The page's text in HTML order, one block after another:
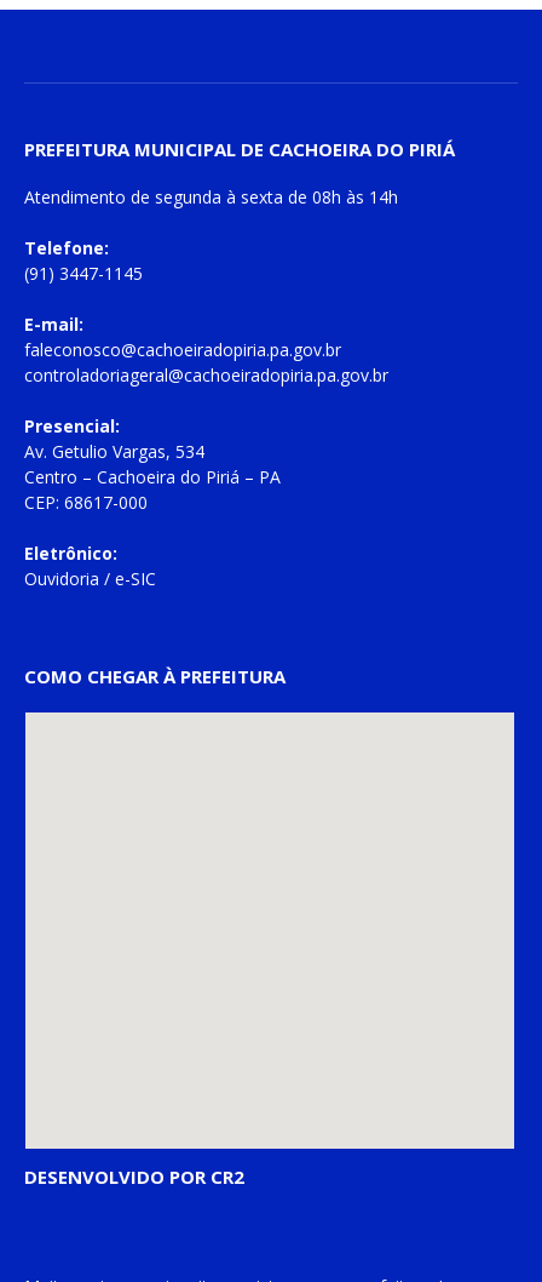
PREFEITURA MUNICIPAL DE CACHOEIRA DO PIRIÁ
Atendimento de segunda à sexta de 08h às 14h
Telefone:
(91) 3447-1145
E-mail:
faleconosco@cachoeiradopiria.pa.gov.br
controladoriageral@cachoeiradopiria.pa.gov.br
Presencial:
Av. Getulio Vargas, 534
Centro – Cachoeira do Piriá – PA
CEP: 68617-000
Eletrônico:
Ouvidoria / e-SIC
COMO CHEGAR À PREFEITURA
DESENVOLVIDO POR CR2